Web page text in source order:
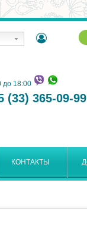
до 18:00
(33) 365-09-99
КОНТАКТЫ